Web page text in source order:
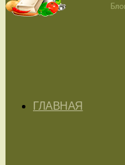
ГЛАВНАЯ